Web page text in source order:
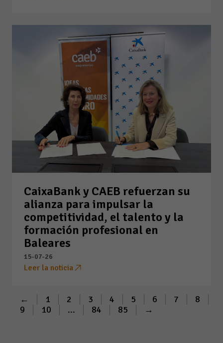
CaixaBank y CAEB refuerzan su
alianza para impulsar la
competitividad, el talento y la
formación profesional en
Baleares
15-07-26
Leer la noticia
← 1 2 3 4 5 6 7
8
9
10 ... 84 85 →